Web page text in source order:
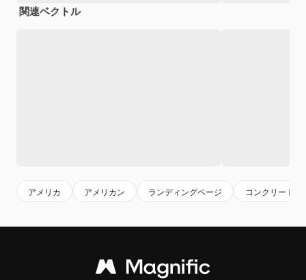
関連ベクトル
アメリカ アメリカン ランディングページ コンクリート